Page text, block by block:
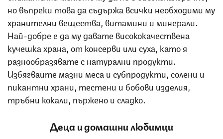
но въпреки това да съдържа всички необходими му
хранителни вещества, витамини и минерали.
Най-добре е да му давате висококачествена
кучешка храна, от консерви или суха, като я
разнообразявате с натурални продукти.
Избягвайте мазни меса и субпродукти, солени и
пикантни храни, тестени и бобови изделия,
тръбни кокали, пържено и сладко.
Деца и домашни любимци